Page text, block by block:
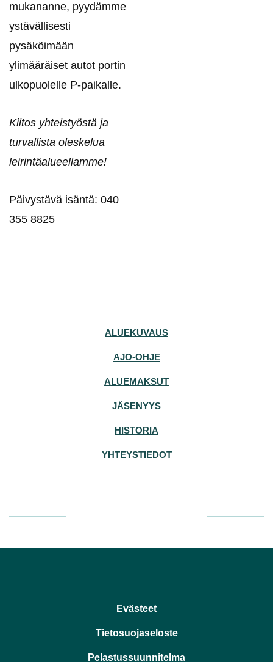
mukananne, pyydämme
ystävällisesti
pysäköimään
ylimääräiset autot portin
ulkopuolelle P-paikalle.
Kiitos yhteistyöstä ja
turvallista oleskelua
leirintäalueellamme!
Päivystävä isäntä: 040
355 8825
ALUEKUVAUS
AJO-OHJE
ALUEMAKSUT
JÄSENYYS
HISTORIA
YHTEYSTIEDOT
Evästeet
Tietosuojaseloste
Pelastussuunnitelma